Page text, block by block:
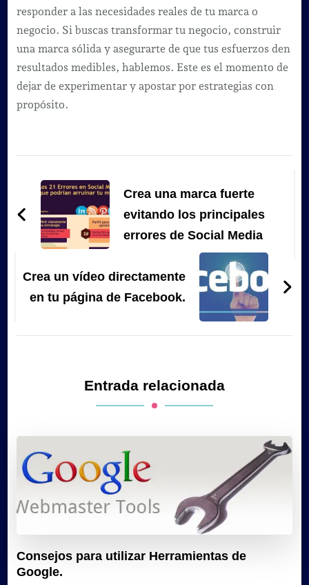
responder a las necesidades reales de tu marca o
negocio. Si buscas transformar tu negocio, construir
una marca sólida y asegurarte de que tus esfuerzos den
resultados medibles, hablemos. Este es el momento de
dejar de experimentar y apostar por estrategias con
propósito.
de
entradas
Crea una marca fuerte
evitando los principales
errores de Social Media
Crea un vídeo directamente
en tu página de Facebook.
Entrada relacionada
Consejos para utilizar Herramientas de
Google.